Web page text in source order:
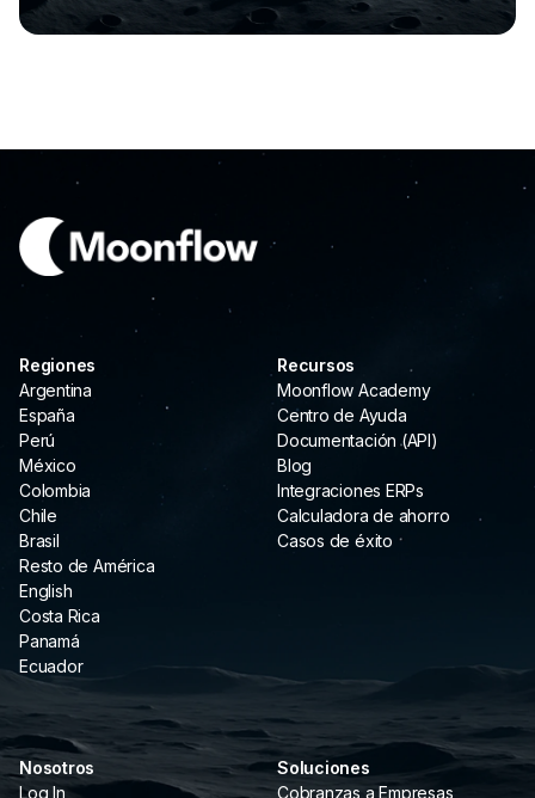
Soluciones
Cobranzas a Empresas
Regiones
Argentina
España
Perú
México
Colombia
Chile
Brasil
Resto de América
English
Costa Rica
Panamá
Ecuador
Recursos
Moonflow Academy
Centro de Ayuda
Documentación (API)
Blog
Integraciones ERPs
Calculadora de ahorro
Casos de éxito
Nosotros
Log In